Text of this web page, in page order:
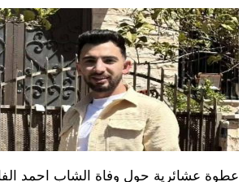
عطوة عشائرية حول وفاة الشاب احمد